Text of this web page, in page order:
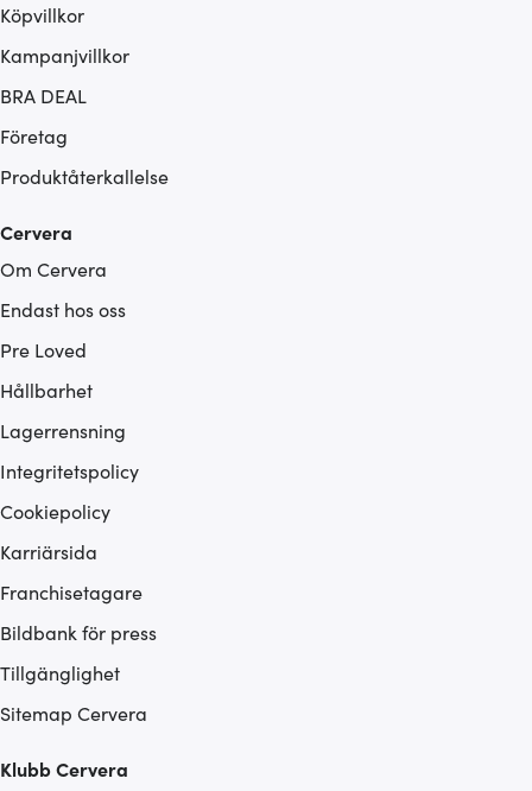
Köpvillkor
Kampanjvillkor
BRA DEAL
Företag
Produktåterkallelse
Cervera
Om Cervera
Endast hos oss
Pre Loved
Hållbarhet
Lagerrensning
Integritetspolicy
Cookiepolicy
Karriärsida
Franchisetagare
Bildbank för press
Tillgänglighet
Sitemap Cervera
Klubb Cervera